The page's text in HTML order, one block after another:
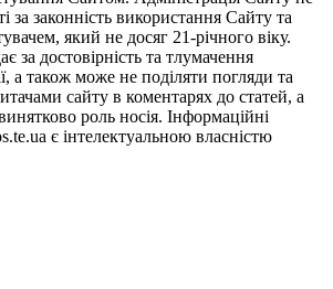
за законність використання Сайту та
який не досяг 21-річного віку.
за достовірність та тлумачення
а також може не поділяти погляди та
сайту в коментарях до статей, а
роль носія. Інформаційні
є інтелектуальною власністю